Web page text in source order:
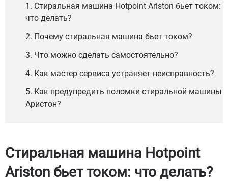
1. Стиральная машина Hotpoint Ariston бьет током:
что делать?
2. Почему стиральная машина бьет током?
3. Что можно сделать самостоятельно?
4. Как мастер сервиса устраняет неисправность?
5. Как предупредить поломки стиральной машины
Аристон?
Стиральная машина Hotpoint
Ariston бьет током: что делать?